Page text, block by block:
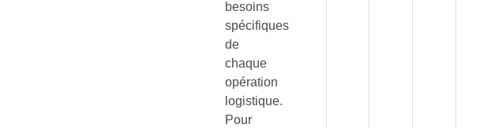
besoins
spécifiques
de
chaque
opération
logistique.
Pour